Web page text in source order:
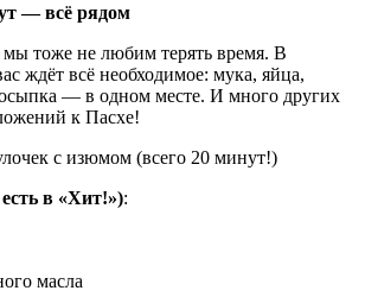
— всё рядом
тоже не любим терять время. В
ждёт всё необходимое: мука, яйца,
— в одном месте. И много других
к Пасхе!
с изюмом (всего 20 минут!)
в «Хит!»):
масла